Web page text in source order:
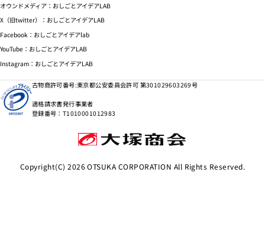
オウンドメディア：おしごとアイデアLAB
X（旧twitter）：おしごとアイデアLAB
Facebook：おしごとアイデアlab
YouTube：おしごとアイデアLAB
Instagram：おしごとアイデアLAB
古物商許可番号:東京都公安委員会許可 第301029603269号
適格請求書発行事業者
登録番号：T1010001012983
Copyright(C)2026OTSUKA CORPORATION All Rights Reserved.